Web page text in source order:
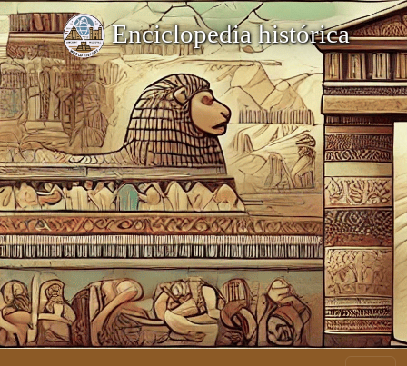
Enciclopedia histórica